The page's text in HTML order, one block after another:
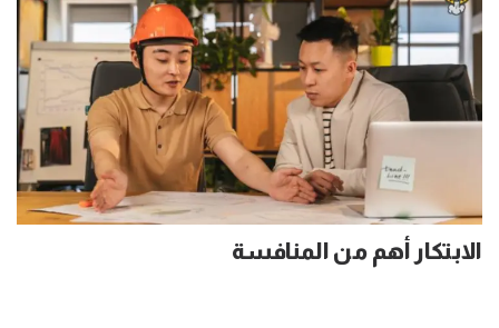
الابتكار أهم من المنافسة